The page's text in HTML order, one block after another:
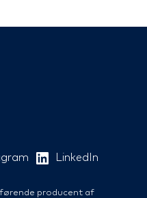
LinkedIn
førende producent af